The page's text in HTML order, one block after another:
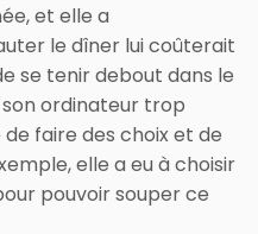
et elle a
le dîner lui coûterait
se tenir debout dans le
ordinateur trop
faire des choix et de
elle a eu à choisir
pouvoir souper ce